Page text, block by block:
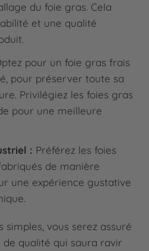
du foie gras. Cela
et une qualité
pour un foie gras frais
pour préserver toute sa
Privilégiez les foies gras
pour une meilleure
: Préférez les foies
de manière
une expérience gustative
simples, vous serez assuré
qualité qui saura ravir